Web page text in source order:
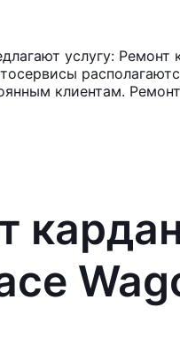
услугу:
клиентам.